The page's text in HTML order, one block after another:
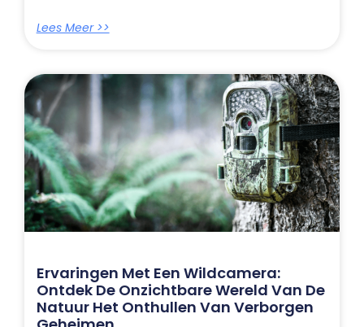
Lees Meer >>
Ervaringen Met Een Wildcamera:
Ontdek De Onzichtbare Wereld Van De
Natuur Het Onthullen Van Verborgen